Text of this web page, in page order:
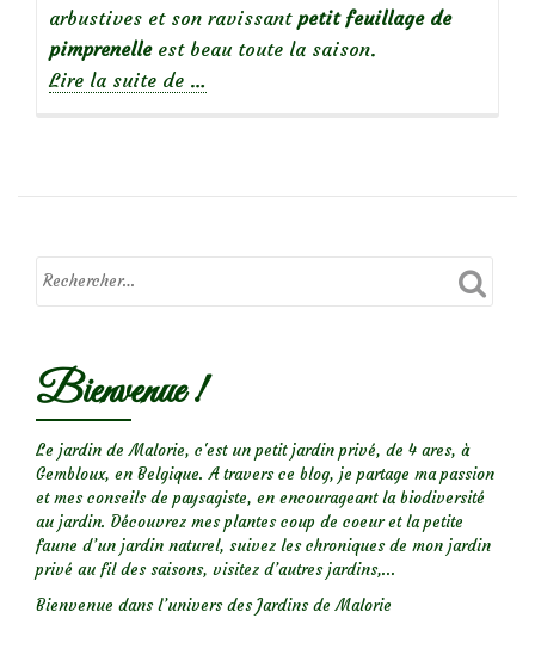
arbustives et son ravissant petit feuillage de
pimprenelleest beau toute la saison.
Lire la suite de
rosa
…
Bienvenue !
Le jardin de Malorie, c'est un petit jardin privé, de 4 ares, à
Gembloux, en Belgique. A travers ce blog, je partage ma passion
et mes conseils de paysagiste, en encourageant la biodiversité
au jardin. Découvrez mes plantes coup de coeur et la petite
faune d’un jardin naturel, suivez les chroniques de mon jardin
privé au fil des saisons, visitez d’autres jardins,...
Bienvenue dans l’univers des Jardins de Malorie